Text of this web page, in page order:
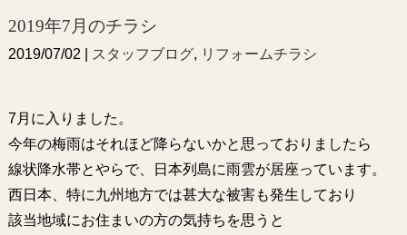
2019年7月のチラシ
2019/07/02 | スタッフブログ, リフォームチラシ
7月に入りました。
今年の梅雨はそれほど降らないかと思っておりましたら
線状降水帯とやらで、日本列島に雨雲が居座っています。
西日本、特に九州地方では甚大な被害も発生しており
該当地域にお住まいの方の気持ちを思うと